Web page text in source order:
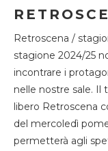
Retroscena /
stagione 2024/25
incontrare i
nelle nostre sale. Il
libero Retroscena
del mercoledì
permetterà agli